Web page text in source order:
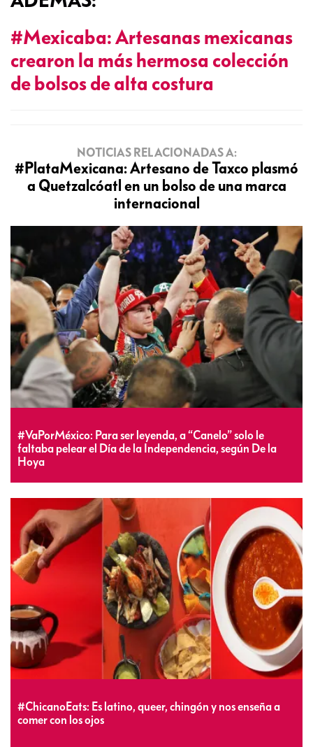
#Mexicaba: Artesanas mexicanas
crearon la más hermosa colección
de bolsos de alta costura
NOTICIAS RELACIONADAS A:
#PlataMexicana: Artesano de Taxco plasmó
a Quetzalcóatl en un bolso de una marca
internacional
#VaPorMéxico: Para ser leyenda, a “Canelo” solo le
faltaba pelear el Día de la Independencia, según De la
Hoya
#ChicanoEats: Es latino, queer, chingón y nos enseña a
comer con los ojos